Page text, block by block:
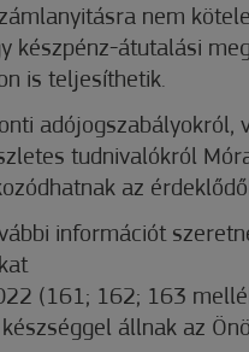
nem
készpénz-átutalási
is teljesíthetik.
adójogszabályokról,
tudnivalókról
az
információt
(161; 162; 163
állnak az